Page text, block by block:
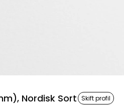
Nordisk Sort Skift profil